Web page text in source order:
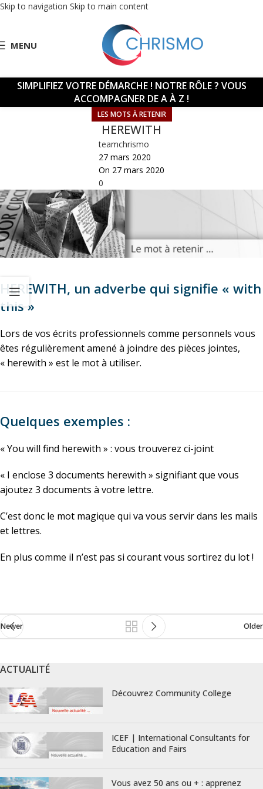
Skip to navigation Skip to main content
MENU
SIMPLIFIEZ VOTRE DÉMARCHE ! NOTRE RÔLE ? VOUS
ACCOMPAGNER DE A À Z !
LES MOTS À RETENIR
HEREWITH
teamchrismo
27 mars 2020
On 27 mars 2020
0
HEREWITH, un adverbe qui signifie « with
this »
Lors de vos écrits professionnels comme personnels vous
êtes régulièrement amené à joindre des pièces jointes,
« herewith » est le mot à utiliser.
Quelques exemples :
« You will find herewith » : vous trouverez ci-joint
« I enclose 3 documents herewith » signifiant que vous
ajoutez 3 documents à votre lettre.
C’est donc le mot magique qui va vous servir dans les mails
et lettres.
En plus comme il n’est pas si courant vous sortirez du lot !
Newer Older
ACTUALITÉ
Découvrez Community College
ICEF | International Consultants for
Education and Fairs
Vous avez 50 ans ou + : apprenez